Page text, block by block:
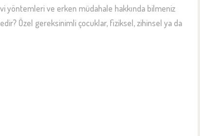
yöntemleri ve erken müdahale hakkında bilmeniz
Özel gereksinimli çocuklar, fiziksel, zihinsel ya da